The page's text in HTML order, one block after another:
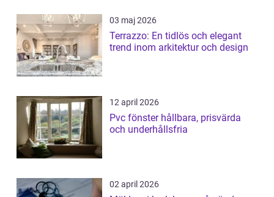
03 maj 2026
Terrazzo: En tidlös och elegant
trend inom arkitektur och design
12 april 2026
Pvc fönster hållbara, prisvärda
och underhållsfria
02 april 2026